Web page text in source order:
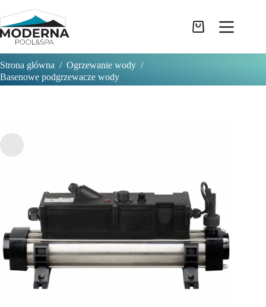
do
treści
Koszyk
Strona główna / Ogrzewanie wody /
Basenowe podgrzewacze wody